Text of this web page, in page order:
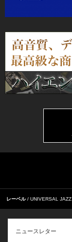
レーベル UNIVERSAL JAZZ
ニュースレター